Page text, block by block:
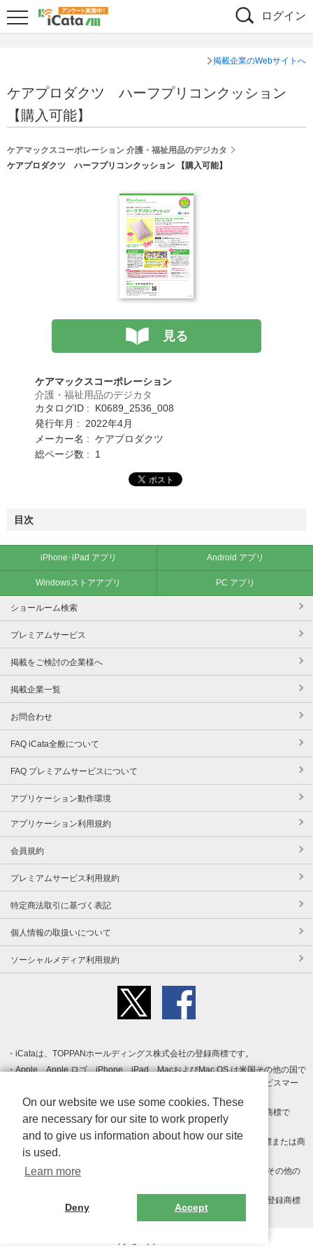
ログイン
掲載企業のWebサイトへ
ケアプロダクツ ハーフプリコンクッション
【購入可能】
ケアマックスコーポレーション 介護・福祉用品のデジカタ
ケアプロダクツ ハーフプリコンクッション 【購入可能】
見る
ケアマックスコーポレーション
介護・福祉用品のデジカタ
カタログID : K0689_2536_008
発行年月 : 2022年4月
メーカー名 : ケアプロダクツ
総ページ数 : 1
目次
iPhone･iPad アプリ Android アプリ
Windowsストアアプリ PC アプリ
ショールーム検索
プレミアムサービス
掲載をご検討の企業様へ
掲載企業一覧
お問合わせ
FAQ iCata全般について
FAQ プレミアムサービスについて
アプリケーション動作環境
アプリケーション利用規約
会員規約
プレミアムサービス利用規約
特定商法取引に基づく表記
個人情報の取扱いについて
ソーシャルメディア利用規約
iCataは、TOPPANホールディングス株式会社の登録商標です。
Apple、Apple ロゴ、iPhone、iPad、MacおよびMac OS は米国その他の国で
登録された Apple Inc. の商標です。App Store は Apple Inc. のサービスマー
クです。
Android、Google Play および Google Play ロゴ は Google LLC の商標で
す。
Windows は Microsoft Inc.の米国およびその他の国における登録商標または商
標です。
Adobe、Adobe Reader、Adobe PDF は、Adobe Inc.の米国およびその他の
その他、記載されている会社名、商品名、ロゴは各社の商標または登録商標
On our website we use some cookies. These
are necessary for our site to work properly
and to give us information about how our site
is used.
Learn more
Deny Accept